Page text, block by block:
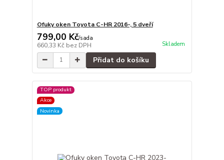
Ofuky oken Toyota C-HR 2016-, 5 dveří
799,00 Kč/sada
660,33 Kč bez DPH Skladem
Přidat do košíku
TOP produkt
Akce
Novinka